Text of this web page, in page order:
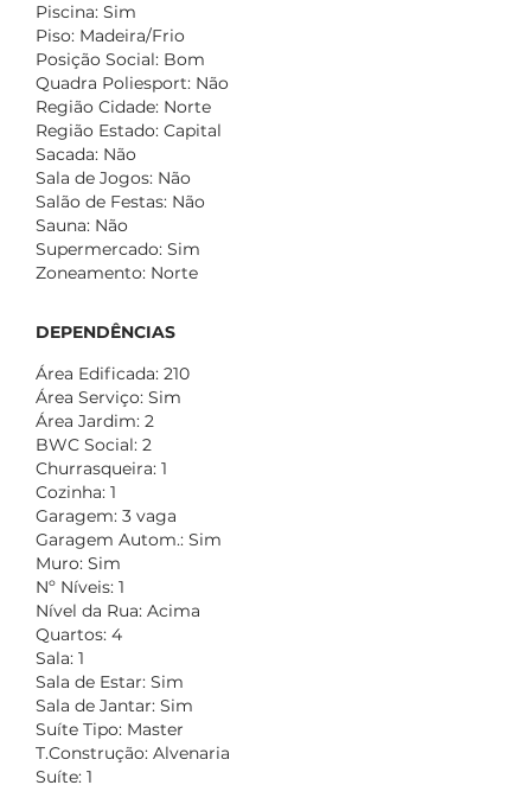
Piscina: Sim
Piso: Madeira/Frio
Posição Social: Bom
Quadra Poliesport: Não
Região Cidade: Norte
Região Estado: Capital
Sacada: Não
Sala de Jogos: Não
Salão de Festas: Não
Sauna: Não
Supermercado: Sim
Zoneamento: Norte
DEPENDÊNCIAS
Área Edificada: 210
Área Serviço: Sim
Área Jardim: 2
BWC Social: 2
Churrasqueira: 1
Cozinha: 1
Garagem: 3 vaga
Garagem Autom.: Sim
Muro: Sim
Nº Níveis: 1
Nível da Rua: Acima
Quartos: 4
Sala: 1
Sala de Estar: Sim
Sala de Jantar: Sim
Suíte Tipo: Master
T.Construção: Alvenaria
Suíte: 1